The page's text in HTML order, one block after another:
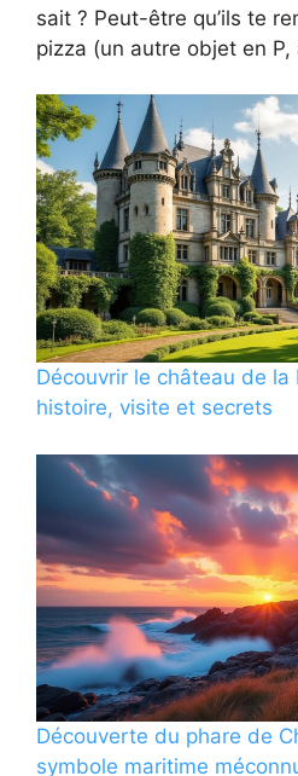
sait ? Peut-être qu’ils te
pizza (un autre objet en P,
Découvrir le château de la
histoire, visite et secrets
Découverte du phare de
symbole maritime